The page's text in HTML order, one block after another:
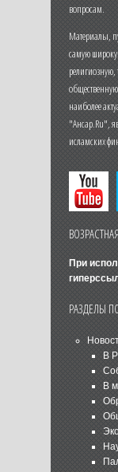
вопросам.
Материалы,
самую
религиозную,
наиболее
"Ансар.Ru",
исламских
При
РАЗДЕЛЫ
В
В